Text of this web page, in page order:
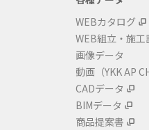
WEBカタログ
WEB組立・施工
画像データ
動画（YKK AP
CADデータ
BIMデータ
商品提案書